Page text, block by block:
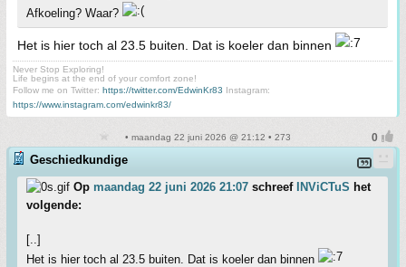
Afkoeling? Waar?
Het is hier toch al 23.5 buiten. Dat is koeler dan binnen
Never Stop Exploring!
Life begins at the end of your comfort zone!
Follow me on Twitter: https://twitter.com/EdwinKr83 Instagram:
https://www.instagram.com/edwinkr83/
• maandag 22 juni 2026 @ 21:12 • 273
Geschiedkundige
Op maandag 22 juni 2026 21:07 schreef INViCTuS het
volgende:
[..]
Het is hier toch al 23.5 buiten. Dat is koeler dan binnen